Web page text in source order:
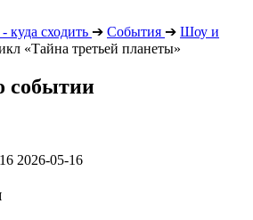
куда сходить ➔ События ➔ Шоу и
«Тайна третьей планеты»
событии
2026-05-16